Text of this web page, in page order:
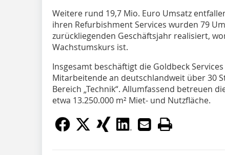
Weitere rund 19,7 Mio. Euro Umsatz
ihren Refurbishment Services wurden 79
zurückliegenden Geschäftsjahr realisiert,
Wachstumskurs ist.
Insgesamt beschäftigt die Goldbeck
Mitarbeitende an deutschlandweit über 30
Bereich „Technik“. Allumfassend betreuen
etwa 13.250.000 m² Miet- und Nutzfläche.